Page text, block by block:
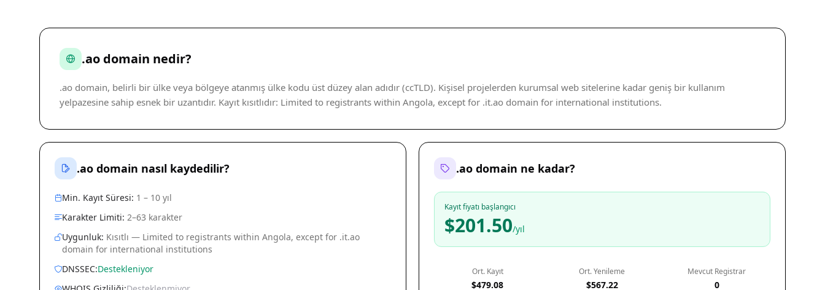
.ao domain nedir?
.ao domain, belirli bir ülke veya bölgeye atanmış ülke kodu üst düzey alan adıdır (ccTLD). Kişisel projelerden kurumsal web sitelerine kadar geniş bir kullanım
yelpazesine sahip esnek bir uzantıdır. Kayıt kısıtlıdır: Limited to registrants within Angola, except for .it.ao domain for international institutions.
.ao domain nasıl kaydedilir?
Min. Kayıt Süresi: 1 – 10 yıl
Karakter Limiti: 2–63 karakter
Uygunluk: Kısıtlı — Limited to registrants within Angola, except for .it.ao
domain for international institutions
DNSSEC:Destekleniyor
.ao domain ne kadar?
Kayıt fiyatı başlangıcı
$201.50/yıl
Ort. Kayıt
$479.08
Ort. Yenileme
$567.22
Mevcut Registrar
0